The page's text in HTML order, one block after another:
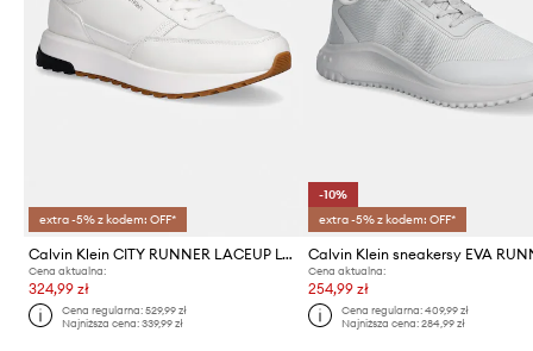
extra -5% z kodem: OFF*
Calvin Klein CITY RUNNER LACEUP LTH sneakersy męskie
Cena aktualna:
324,99 zł
Cena regularna:529,99 zł
Najniższa cena:339,99 zł
-10%
extra -5% z kodem: OFF*
Cena aktualna:
254,99 zł
Cena regularna: 409,99 zł
Najniższa cena: 284,99 zł